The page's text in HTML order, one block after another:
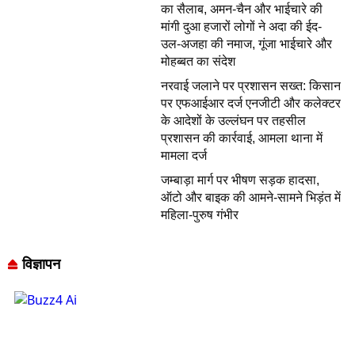
का सैलाब, अमन-चैन और भाईचारे की
मांगी दुआ हजारों लोगों ने अदा की ईद-
उल-अजहा की नमाज, गूंजा भाईचारे और
मोहब्बत का संदेश
नरवाई जलाने पर प्रशासन सख्त: किसान
पर एफआईआर दर्ज एनजीटी और कलेक्टर
के आदेशों के उल्लंघन पर तहसील
प्रशासन की कार्रवाई, आमला थाना में
मामला दर्ज
जम्बाड़ा मार्ग पर भीषण सड़क हादसा,
ऑटो और बाइक की आमने-सामने भिड़ंत में
महिला-पुरुष गंभीर
विज्ञापन